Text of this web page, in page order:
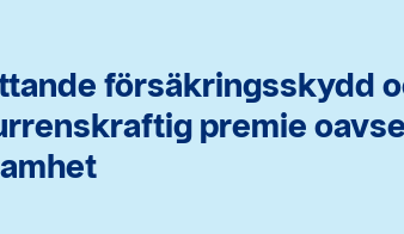
försäkringsskydd
premie